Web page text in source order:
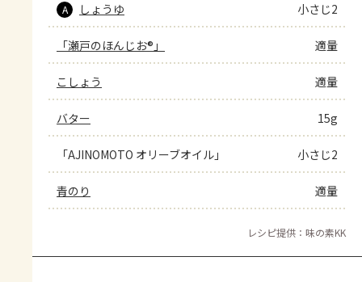
A しょうゆ 小さじ2
「瀬戸のほんじお®」 適量
こしょう 適量
バター 15g
「AJINOMOTO オリーブオイル」 小さじ2
青のり 適量
レシピ提供：味の素KK